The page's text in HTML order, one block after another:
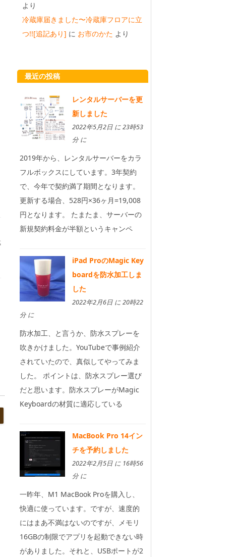
より
冷蔵庫届きました〜冷蔵庫フロアに立
つ!![追記あり] に お市のかた より
最近の投稿
レンタルサーバーを更
新しました
2022年5月2日 に 23時53
分 に
2019年から、レンタルサーバーをカラ
フルボックスにしています。3年契約
で、今年で契約満了期間となります。
更新する場合、528円×36ヶ月=19,008
円となります。 たまたま、サーバーの
新規契約料金が半額というキャンペ
iPad ProのMagic Key
boardを防水加工しま
した
2022年2月6日 に 20時22
分 に
防水加工、と言うか、防水スプレーを
吹きかけました。YouTubeで事例紹介
されていたので、真似してやってみま
した。 ポイントは、防水スプレー選び
だと思います。防水スプレーがMagic
Keyboardの材質に適応している
MacBook Pro 14イン
チを予約しました
2022年2月5日 に 16時56
分 に
一昨年、M1 MacBook Proを購入し、
快適に使っています。ですが、速度的
にはまあ不満はないのですが、メモリ
16GBの制限でアプリを起動できない時
がありました。それと、USBポートが2